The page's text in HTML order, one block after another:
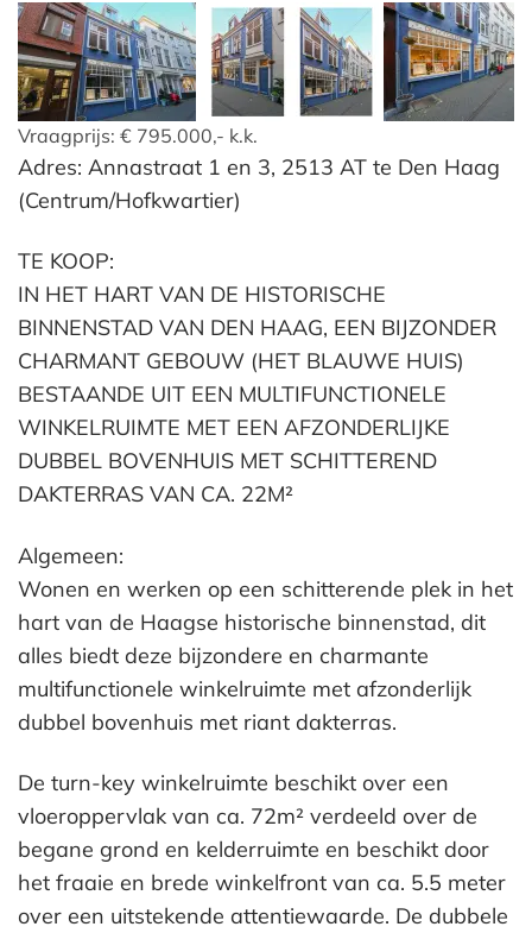
Vraagprijs: € 795.000,- k.k.
Adres: Annastraat 1 en 3, 2513 AT te Den Haag
(Centrum/Hofkwartier)
TE KOOP:
IN HET HART VAN DE HISTORISCHE
BINNENSTAD VAN DEN HAAG, EEN BIJZONDER
CHARMANT GEBOUW (HET BLAUWE HUIS)
BESTAANDE UIT EEN MULTIFUNCTIONELE
WINKELRUIMTE MET EEN AFZONDERLIJKE
DUBBEL BOVENHUIS MET SCHITTEREND
DAKTERRAS VAN CA. 22M²
Algemeen:
Wonen en werken op een schitterende plek in het
hart van de Haagse historische binnenstad, dit
alles biedt deze bijzondere en charmante
multifunctionele winkelruimte met afzonderlijk
dubbel bovenhuis met riant dakterras.
De turn-key winkelruimte beschikt over een
vloeroppervlak van ca. 72m² verdeeld over de
begane grond en kelderruimte en beschikt door
het fraaie en brede winkelfront van ca. 5.5 meter
over een uitstekende attentiewaarde. De dubbele